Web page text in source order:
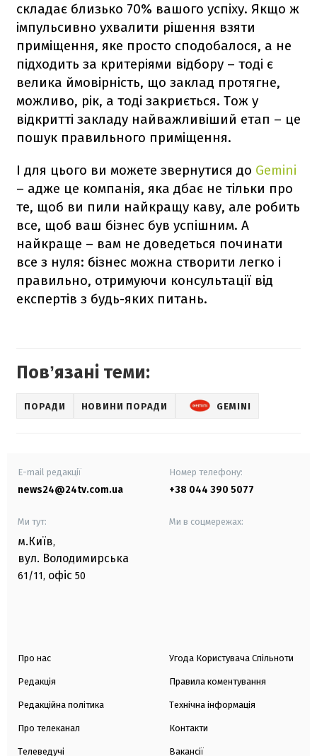
складає близько 70% вашого успіху. Якщо ж
імпульсивно ухвалити рішення взяти
приміщення, яке просто сподобалося, а не
підходить за критеріями відбору – тоді є
велика ймовірність, що заклад протягне,
можливо, рік, а тоді закриється. Тож у
відкритті закладу найважливіший етап – це
пошук правильного приміщення.
І для цього ви можете звернутися до Gemini
– адже це компанія, яка дбає не тільки про
те, щоб ви пили найкращу каву, але робить
все, щоб ваш бізнес був успішним. А
найкраще – вам не доведеться починати
все з нуля: бізнес можна створити легко і
правильно, отримуючи консультації від
експертів з будь-яких питань.
Повʼязані теми:
ПОРАДИ НОВИНИ ПОРАДИ GEMINI
E-mail редакції
news24@24tv.com.ua
Номер телефону:
+38 044 390 5077
Ми тут:
м.Київ,
вул. Володимирська
61/11, офіс 50
Ми в соцмережах:
Про нас
Редакція
Редакційна політика
Про телеканал
Телеведучі
Угода Користувача Спільноти
Правила коментування
Технічна інформація
Контакти
Вакансії